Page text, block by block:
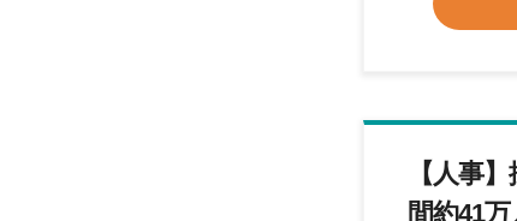
【人事
間約41